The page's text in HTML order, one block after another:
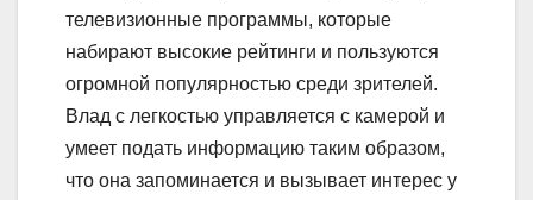
телевизионные программы, которые
набирают высокие рейтинги и пользуются
огромной популярностью среди зрителей.
Влад с легкостью управляется с камерой и
умеет подать информацию таким образом,
что она запоминается и вызывает интерес у